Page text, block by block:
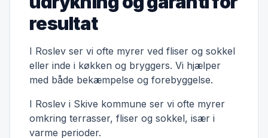
resultat
I Roslev ser vi ofte myrer ved fliser og sokkel
eller inde i køkken og bryggers. Vi hjælper
med både bekæmpelse og forebyggelse.
I Roslev i Skive kommune ser vi ofte myrer
omkring terrasser, fliser og sokkel, især i
varme perioder.